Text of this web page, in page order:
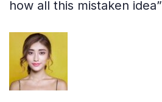
how all this mistaken idea”